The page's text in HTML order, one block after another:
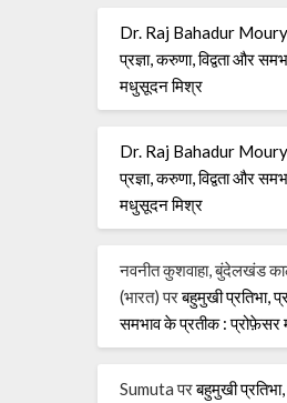
Dr. Raj Bahadur
प्रज्ञा, करुणा, विद्वता और
मधुसूदन मिश्र
Dr. Raj Bahadur
प्रज्ञा, करुणा, विद्वता और
मधुसूदन मिश्र
नवनीत कुशवाहा, बुंदेलखंड
(भारत)परबहुमुखी प्रतिभा,
समभाव के प्रतीक :
Sumutaपरबहुमुखी प्रतिभा,